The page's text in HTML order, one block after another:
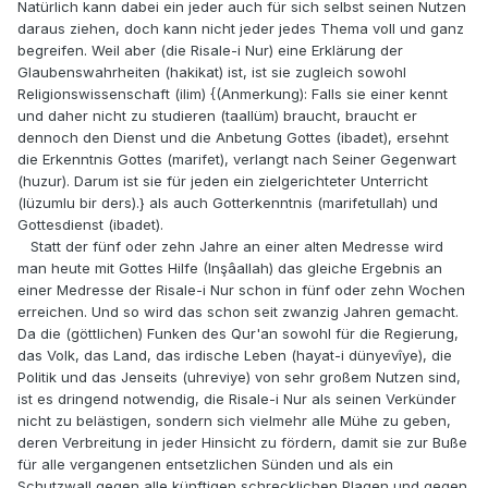
Natürlich kann dabei ein jeder auch für sich selbst seinen Nutzen
daraus ziehen, doch kann nicht jeder jedes Thema voll und ganz
begreifen. Weil aber (die Risale-i Nur) eine Erklärung der
Glaubenswahrheiten (hakikat) ist, ist sie zugleich sowohl
Religionswissenschaft (ilim) {(Anmerkung): Falls sie einer kennt
und daher nicht zu studieren (taallüm) braucht, braucht er
dennoch den Dienst und die Anbetung Gottes (ibadet), ersehnt
die Erkenntnis Gottes (marifet), verlangt nach Seiner Gegenwart
(huzur). Darum ist sie für jeden ein zielgerichteter Unterricht
(lüzumlu bir ders).} als auch Gotterkenntnis (marifetullah) und
Gottesdienst (ibadet).
Statt der fünf oder zehn Jahre an einer alten Medresse wird
man heute mit Gottes Hilfe (Inşâallah) das gleiche Ergebnis an
einer Medresse der Risale-i Nur schon in fünf oder zehn Wochen
erreichen. Und so wird das schon seit zwanzig Jahren gemacht.
Da die (göttlichen) Funken des Qur'an sowohl für die Regierung,
das Volk, das Land, das irdische Leben (hayat-i dünyevîye), die
Politik und das Jenseits (uhreviye) von sehr großem Nutzen sind,
ist es dringend notwendig, die Risale-i Nur als seinen Verkünder
nicht zu belästigen, sondern sich vielmehr alle Mühe zu geben,
deren Verbreitung in jeder Hinsicht zu fördern, damit sie zur Buße
für alle vergangenen entsetzlichen Sünden und als ein